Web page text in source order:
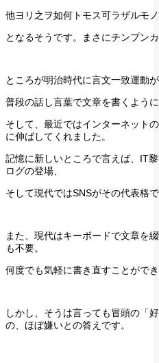
他ヨリ之ヲ如何トモス可ラザルモノ
となるそうです。まさにチンプンカ
ところが明治時代に言文一致運動
普段の話し言葉で文章を書くよう
そして、最近ではインターネット
に伸ばしてくれました。
記憶に新しいところで言えば、IT
ログの登場、
そして現代ではSNSがその代表格で
また、現代はキーボードで文章を
も不要。
何度でも気軽に書き直すことがで
しかし、そうは言っても冒頭の「
の、ほぼ嫌いとの答えです。